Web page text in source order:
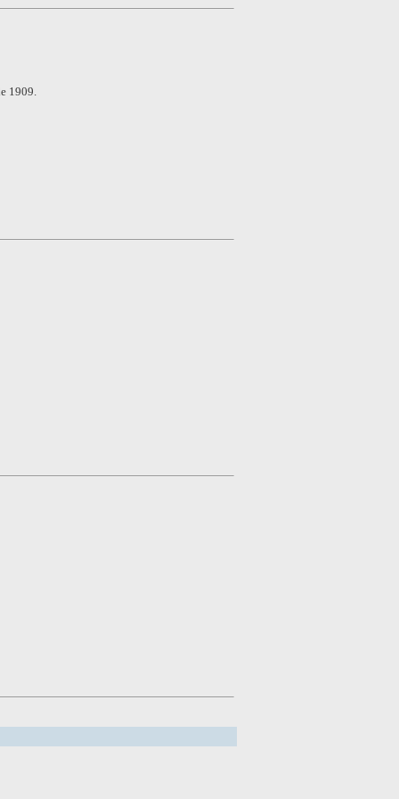
1909.